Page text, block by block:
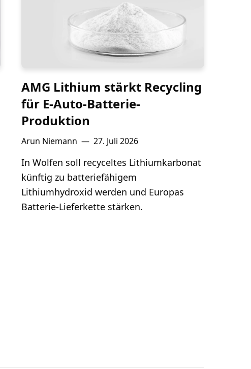
AMG Lithium stärkt Recycling
für E-Auto-Batterie-
Produktion
Arun Niemann — 27. Juli 2026
In Wolfen soll recyceltes Lithiumkarbonat
künftig zu batteriefähigem
Lithiumhydroxid werden und Europas
Batterie-Lieferkette stärken.